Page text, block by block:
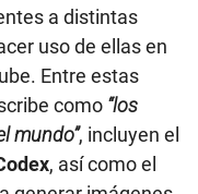
a distintas
uso de ellas en
Entre estas
como “los
mundo”, incluyen el
, así como el